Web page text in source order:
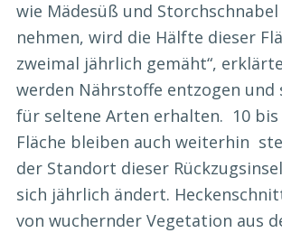
wie Mädesüß und
nehmen, wird die Hälfte dieser
zweimal jährlich gemäht“,
werden Nährstoffe entzogen und
für seltene Arten erhalten. 10 bis
Fläche bleiben auch weiterhin
der Standort dieser
sich jährlich ändert.
von wuchernder Vegetation aus